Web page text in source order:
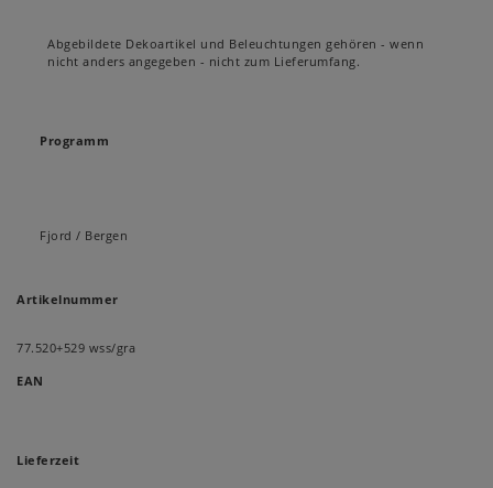
Abgebildete Dekoartikel und Beleuchtungen gehören - wenn
nicht anders angegeben - nicht zum Lieferumfang.
Programm
Fjord / Bergen
Artikelnummer
77.520+529 wss/gra
EAN
Lieferzeit